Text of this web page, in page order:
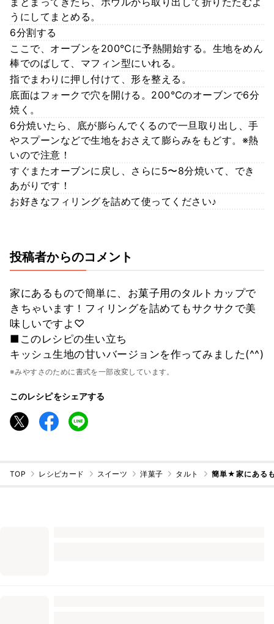
うにしてまとめる。
6分割する
ここで、オーブンを200℃に予熱開始する。生地をめん
棒でのばして、マフィン型にいれる。
指でまわりに押し付けて、形を整える。
底面はフォークで穴を開ける。200℃のオーブンで6分
焼く。
6分焼いたら、底が膨らんでくるので一旦取り出し、手
やスプーンなどで生地をおさえて膨らみをもどす。※熱
いので注意！
すぐまたオーブンに戻し、さらに5〜8分焼いて、でき
あがりです！
お好きなフィリングを詰めて使ってください♪
投稿者からのコメント
家にあるもので簡単に、お菓子用のタルトカップで
きちゃいます！フィリングを詰めてもサクサクで美
味しいですよ♡
■このレシピの生い立ち
キッシュ生地の甘いバージョンを作ってみました(^^)
※みやすさのために書式を一部改変しています。
このレシピをシェアする
TOP レシピカード スイーツ 洋菓子 タルト 簡単★家にある